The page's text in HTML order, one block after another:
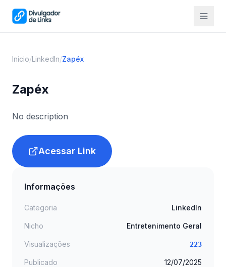
Início/LinkedIn/Zapéx
Zapéx
No description
Acessar Link
Informações
Categoria LinkedIn
Nicho Entretenimento Geral
Visualizações 223
Publicado 12/07/2025